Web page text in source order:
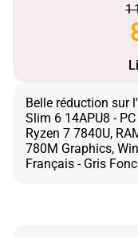
1
Belle réduction sur
Slim 6 14APU8 -
Ryzen 7 7840U,
780M Graphics,